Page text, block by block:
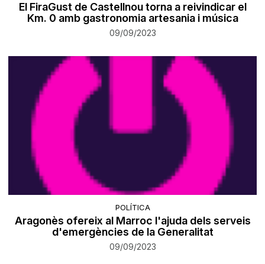
El FiraGust de Castellnou torna a reivindicar el
Km. 0 amb gastronomia artesania i música
09/09/2023
POLÍTICA
Aragonès ofereix al Marroc l'ajuda dels serveis
d'emergències de la Generalitat
09/09/2023